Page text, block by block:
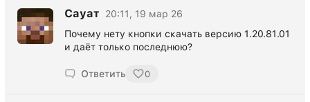
Сауат
20:11, 19 мар 26
Почему нету кнопки скачать версию 1.20.81.01
и даёт только последнюю?
Ответить 0